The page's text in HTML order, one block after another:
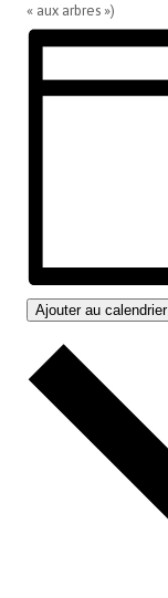
« aux arbres »)
Ajouter au calendrier